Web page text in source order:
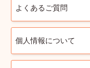
よくあるご質問
個人情報について